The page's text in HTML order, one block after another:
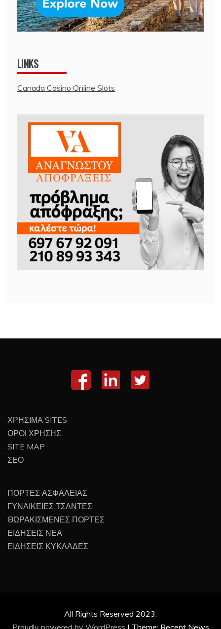
LINKS
Canada Casino Online Slots
ΧΡΗΣΙΜΑ SITES
ΟΡΟΙ ΧΡΗΣΗΣ
SITE MAP
ΣΕΟ
ΠΟΡΤΕΣ ΑΣΦΑΛΕΙΑΣ
ΓΥΝΑΙΚΕΙΕΣ ΤΣΑΝΤΕΣ
ΘΩΡΑΚΙΣΜΕΝΕΣ ΠΟΡΤΕΣ
ΕΙΔΗΣΕΙΣ ΝΕΑ
ΕΙΔΗΣΕΙΣ ΚΥΚΛΑΔΕΣ
All Rights Reserved 2023.